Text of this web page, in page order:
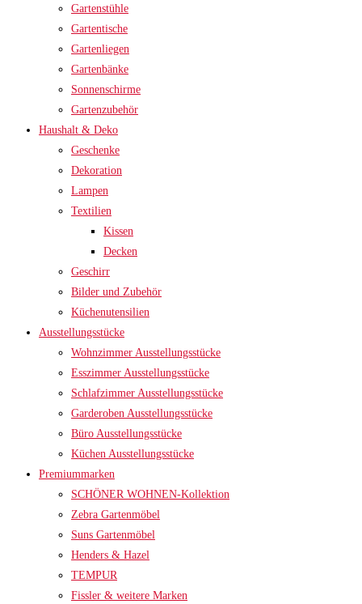
Gartenstühle
Gartentische
Gartenliegen
Gartenbänke
Sonnenschirme
Gartenzubehör
Haushalt & Deko
Geschenke
Dekoration
Lampen
Textilien
Kissen
Decken
Geschirr
Bilder und Zubehör
Küchenutensilien
Ausstellungsstücke
Wohnzimmer Ausstellungsstücke
Esszimmer Ausstellungsstücke
Schlafzimmer Ausstellungsstücke
Garderoben Ausstellungsstücke
Büro Ausstellungsstücke
Küchen Ausstellungsstücke
Premiummarken
SCHÖNER WOHNEN-Kollektion
Zebra Gartenmöbel
Suns Gartenmöbel
Henders & Hazel
TEMPUR
Fissler & weitere Marken